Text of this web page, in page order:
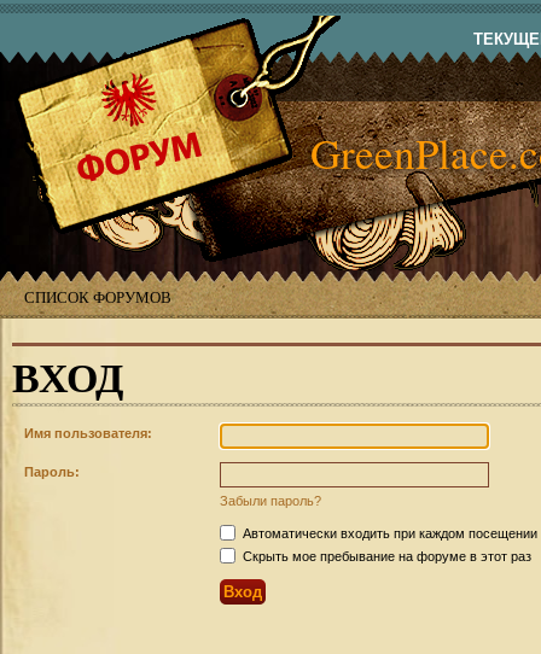
СПИСОК ФОРУМОВ
ВХОД
Имя пользователя:
Пароль:
Забыли пароль?
Автоматически входить при каждом посещении
Скрыть мое пребывание на форуме в этот раз